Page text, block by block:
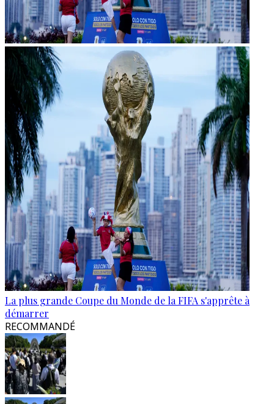
La plus grande Coupe du Monde de la FIFA s'apprête à
démarrer
RECOMMANDÉ